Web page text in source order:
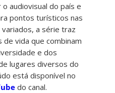
audiovisual do país e
pontos turísticos nas
a série traz
vida que combinam
e dos
lugares diversos do
está disponível no
do canal.